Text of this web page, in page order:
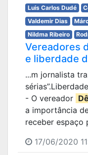
Luis Carlos Dudé
Valdemir Dias
Nildma Ribeiro
Vereadores
e liberdade
...m jornalista
- O vereador
a importância
receber espaço
17/06/2020